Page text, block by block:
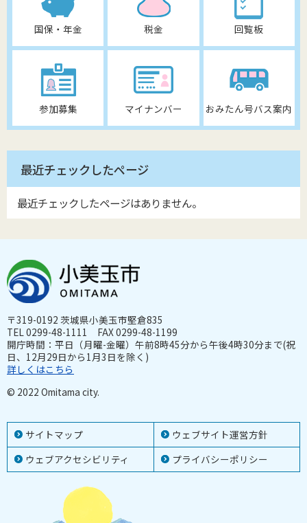
国保・年金 税金 回覧板
参加募集 マイナンバー おみたん号バス案内
最近チェックしたページ
最近チェックしたページはありません。
サイトマップ
ウェブサイト運営方針
ウェブアクセシビリティ
プライバシーポリシー
〒319-0192 茨城県小美玉市堅倉835
TEL 0299-48-1111 FAX 0299-48-1199
開庁時間：平日（月曜-金曜）午前8時45分から午後4時30分まで(祝
日、12月29日から1月3日を除く)
詳しくはこちら
© 2022 Omitama city.